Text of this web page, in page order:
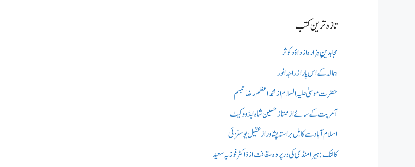
تازہ ترین کتب
مجاہدینِ ہزارہ از داؤد کوثر
ہمالہ کے اس پار از راجہ انور
حضرت موسیٰ علیہ السلام از محمد اعظم رضا تبسم
آمریت کے سائے از ممتاز حسین شاہ ایڈووکیٹ
اسلام آباد سے کابل براستہ پشاور از عقیل یوسفزئی
کالنک: ہیرا منڈی کی در پردہ سقافت از ڈاکٹر فوزیہ سعید